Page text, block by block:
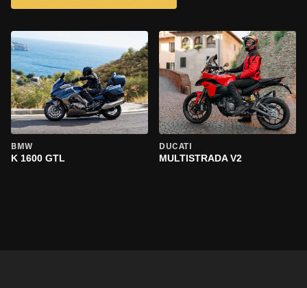
BMW
K 1600 GTL
DUCATI
MULTISTRADA V2